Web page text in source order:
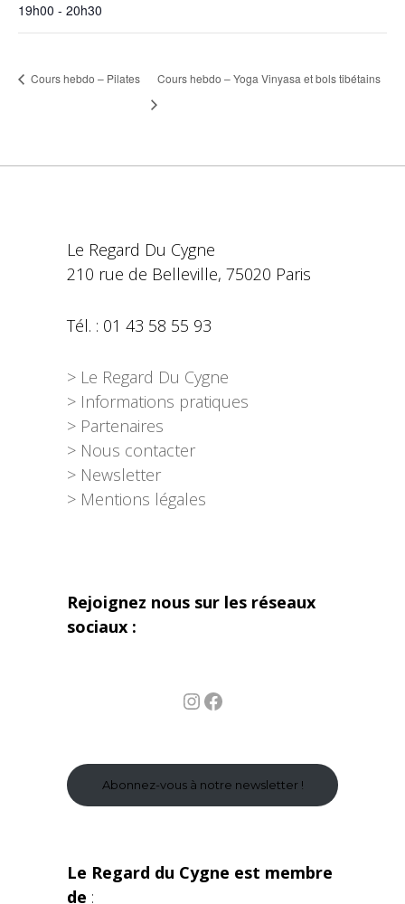
19h00 - 20h30
Cours hebdo – Pilates Cours hebdo – Yoga Vinyasa et bols tibétains
Le Regard Du Cygne
210 rue de Belleville, 75020 Paris
Tél. : 01 43 58 55 93
> Le Regard Du Cygne
> Informations pratiques
> Partenaires
> Nous contacter
> Newsletter
> Mentions légales
Rejoignez nous sur les réseaux
sociaux :
InstagramFacebook
Abonnez-vous à notre newsletter !
Le Regard du Cygne est membre
de :